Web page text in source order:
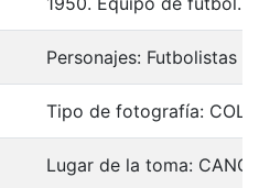
Personajes: Futbolistas
Tipo de fotografía:
Lugar de la toma: